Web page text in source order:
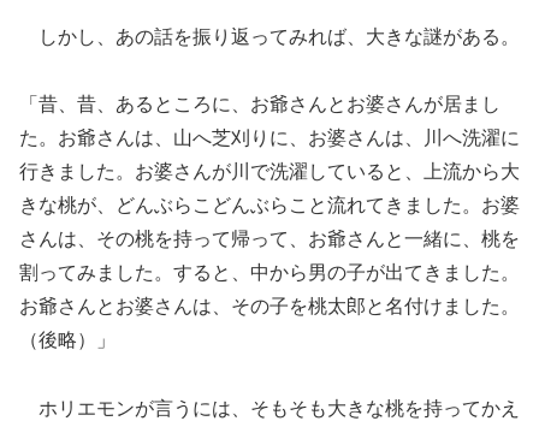
しかし、あの話を振り返ってみれば、大きな謎がある。
「昔、昔、あるところに、お爺さんとお婆さんが居まし
た。お爺さんは、山へ芝刈りに、お婆さんは、川へ洗濯に
行きました。お婆さんが川で洗濯していると、上流から大
きな桃が、どんぶらこどんぶらこと流れてきました。お婆
さんは、その桃を持って帰って、お爺さんと一緒に、桃を
割ってみました。すると、中から男の子が出てきました。
お爺さんとお婆さんは、その子を桃太郎と名付けました。
（後略）」
ホリエモンが言うには、そもそも大きな桃を持ってかえ